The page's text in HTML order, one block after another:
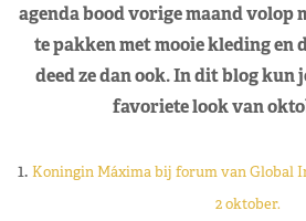
agenda bood vorige maand volop
te pakken met mooie kleding en
deed ze dan ook. In dit blog kun
favoriete look van
1. Koningin Máxima bij forum van Global
2 oktober.